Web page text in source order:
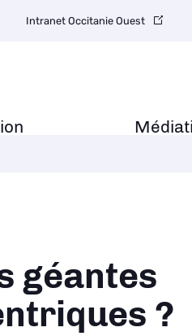
Intranet Occitanie Ouest
géantes
?